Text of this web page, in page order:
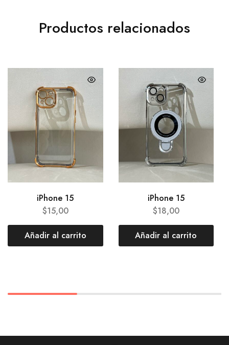
Productos relacionados
iPhone 15
$15,00
Añadir al carrito
iPhone 15
$18,00
Añadir al carrito